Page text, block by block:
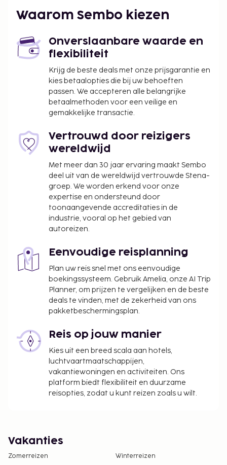
Waarom Sembo kiezen
Onverslaanbare waarde en
flexibiliteit
Krijg de beste deals met onze prijsgarantie en
kies betaalopties die bij uw behoeften
passen. We accepteren alle belangrijke
betaalmethoden voor een veilige en
gemakkelijke transactie.
Vertrouwd door reizigers
wereldwijd
Met meer dan 30 jaar ervaring maakt Sembo
deel uit van de wereldwijd vertrouwde Stena-
groep. We worden erkend voor onze
expertise en ondersteund door
toonaangevende accreditaties in de
industrie, vooral op het gebied van
autoreizen.
Eenvoudige reisplanning
Plan uw reis snel met ons eenvoudige
boekingssysteem. Gebruik Amelia, onze AI Trip
Planner, om prijzen te vergelijken en de beste
deals te vinden, met de zekerheid van ons
pakketbeschermingsplan.
Reis op jouw manier
Kies uit een breed scala aan hotels,
luchtvaartmaatschappijen,
vakantiewoningen en activiteiten. Ons
platform biedt flexibiliteit en duurzame
reisopties, zodat u kunt reizen zoals u wilt.
Vakanties
Zomerreizen
Winterreizen